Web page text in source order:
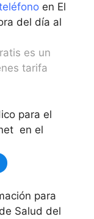
en El
del día al
es un
tarifa
para el
en el
para
Salud del